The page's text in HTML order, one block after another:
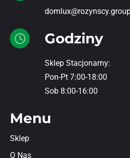
Godziny
Sklep Stacjonarny:
Pon-Pt 7:00-18:00
Sob 8:00-16:00
Menu
Sklep
O Nas